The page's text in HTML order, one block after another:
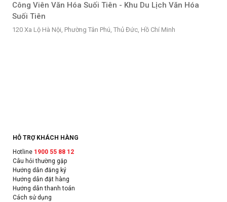
Công Viên Văn Hóa Suối Tiên - Khu Du Lịch Văn Hóa
Suối Tiên
120 Xa Lộ Hà Nội, Phường Tân Phú, Thủ Đức, Hồ Chí Minh
HỖ TRỢ KHÁCH HÀNG
Hotline 1900 55 88 12
Câu hỏi thường gặp
Hướng dẫn đăng ký
Hướng dẫn đặt hàng
Hướng dẫn thanh toán
Cách sử dụng